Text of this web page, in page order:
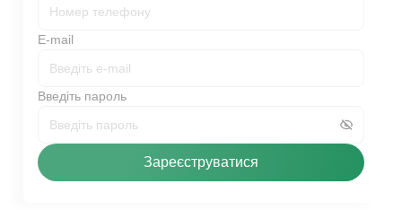
E-mail
Введіть пароль
Зареєструватися